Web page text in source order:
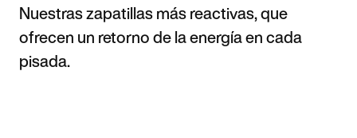
Nuestras zapatillas más reactivas, que
ofrecen un retorno de la energía en cada
pisada.